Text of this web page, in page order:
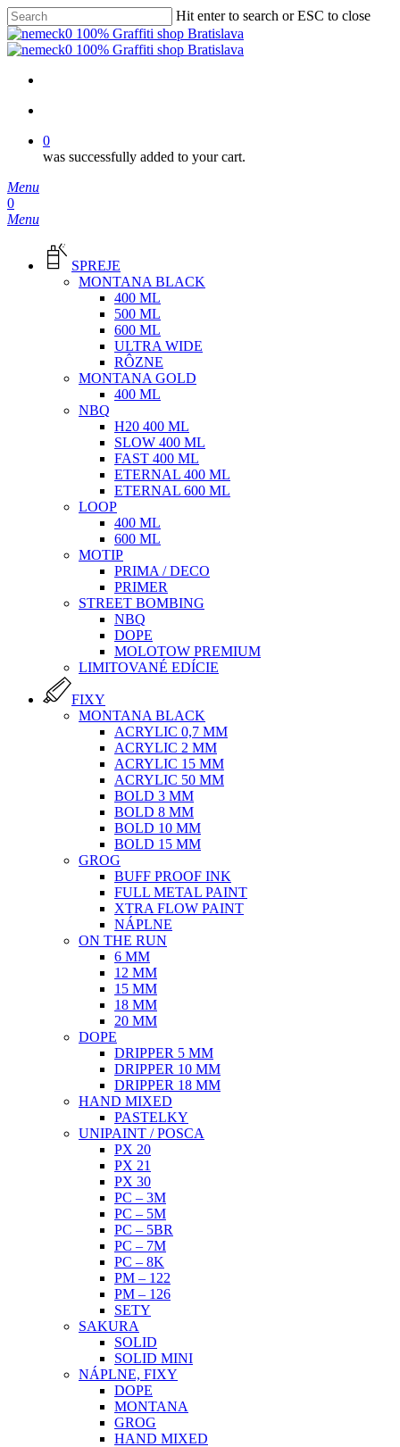
Skip
to
main
Hit enter to search or ESC to close
Close
Search
0
was successfully added to your cart.
Menu
search
0
Menu
SPREJE
MONTANA BLACK
400 ML
500 ML
600 ML
ULTRA WIDE
RÔZNE
MONTANA GOLD
400 ML
NBQ
H20 400 ML
SLOW 400 ML
FAST 400 ML
ETERNAL 400 ML
ETERNAL 600 ML
LOOP
400 ML
600 ML
MOTIP
PRIMA / DECO
PRIMER
STREET BOMBING
NBQ
DOPE
MOLOTOW PREMIUM
LIMITOVANÉ EDÍCIE
FIXY
MONTANA BLACK
ACRYLIC 0,7 MM
ACRYLIC 2 MM
ACRYLIC 15 MM
ACRYLIC 50 MM
BOLD 3 MM
BOLD 8 MM
BOLD 10 MM
BOLD 15 MM
GROG
BUFF PROOF INK
FULL METAL PAINT
XTRA FLOW PAINT
NÁPLNE
ON THE RUN
6 MM
12 MM
15 MM
18 MM
20 MM
DOPE
DRIPPER 5 MM
DRIPPER 10 MM
DRIPPER 18 MM
HAND MIXED
PASTELKY
UNIPAINT / POSCA
PX 20
PX 21
PX 30
PC – 3M
PC – 5M
PC – 5BR
PC – 7M
PC – 8K
PM – 122
PM – 126
SETY
SAKURA
SOLID
SOLID MINI
NÁPLNE, FIXY
DOPE
MONTANA
GROG
HAND MIXED